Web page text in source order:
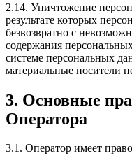
2.14. Уничтожение
результате которых
безвозвратно с
содержания
системе персональных
материальные носители
3. Основные
Оператора
3.1. Оператор имеет